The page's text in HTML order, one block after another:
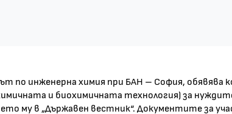
по инженерна химия при БАН – София, обявява
и биохимичната технология) за
му в „Държавен вестник“. Документите за